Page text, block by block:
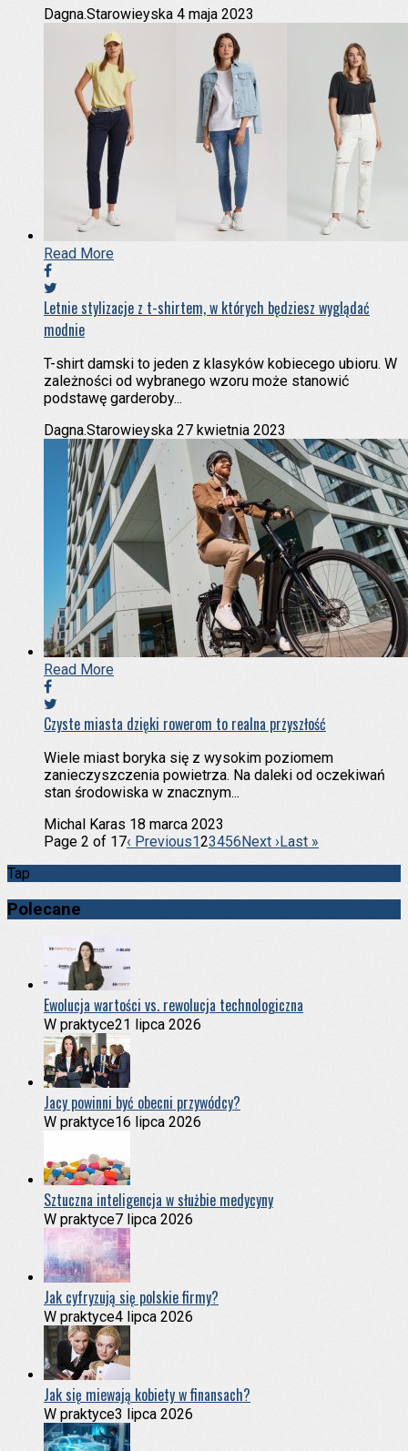
Dagna.Starowieyska 4 maja 2023
Read More
Letnie stylizacje z t-shirtem, w których będziesz wyglądać
modnie
T-shirt damski to jeden z klasyków kobiecego ubioru. W
zależności od wybranego wzoru może stanowić
podstawę garderoby...
Dagna.Starowieyska 27 kwietnia 2023
Read More
Czyste miasta dzięki rowerom to realna przyszłość
Wiele miast boryka się z wysokim poziomem
zanieczyszczenia powietrza. Na daleki od oczekiwań
stan środowiska w znacznym...
Michal Karas 18 marca 2023
Page 2 of 17‹ Previous123456Next ›Last »
Tap
Polecane
Ewolucja wartości vs. rewolucja technologiczna
W praktyce21 lipca 2026
Jacy powinni być obecni przywódcy?
W praktyce16 lipca 2026
Sztuczna inteligencja w służbie medycyny
W praktyce7 lipca 2026
Jak cyfryzują się polskie firmy?
W praktyce4 lipca 2026
Jak się miewają kobiety w finansach?
W praktyce3 lipca 2026